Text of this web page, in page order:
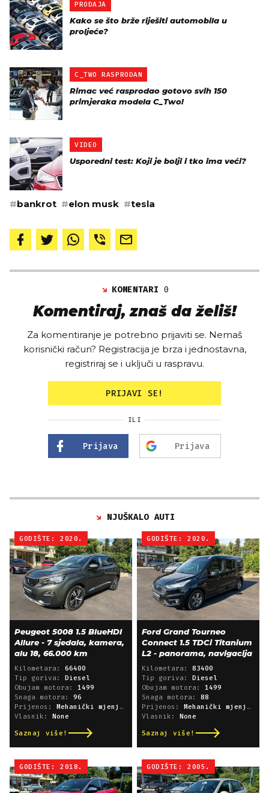
PRODAJA
Kako se što brže riješiti automobila u
proljeće?
C_TWO RASPRODAN
Rimac već rasprodao gotovo svih 150
primjeraka modela C_Two!
VIDEO
Usporedni test: Koji je bolji i tko ima veći?
#bankrot #elon musk #tesla
KOMENTARI0
Komentiraj, znaš da želiš!
Za komentiranje je potrebno prijaviti se. Nemaš
korisnički račun? Registracija je brza i jednostavna,
registriraj se i uključi u raspravu.
PRIJAVI SE!
ILI
Prijava Prijava
NJUŠKALO AUTI
GODIŠTE: 2020.
Peugeot 5008 1.5 BlueHDI
Allure - 7 sjedala, kamera,
alu 18, 66.000 km
Kilometara: 66400
Tip goriva:
Diesel
Obujam motora: 1499
Snaga motora: 96
Prijenos:
Mehanički mjenjač
Vlasnik:
None
Saznaj više!
GODIŠTE: 2020.
Ford Grand Tourneo
Connect 1.5 TDCi Titanium
L2 - panorama, navigacija
Kilometara: 83400
Tip goriva:
Diesel
Obujam motora: 1499
Snaga motora: 88
Prijenos:
Mehanički mjenjač
Vlasnik:
None
Saznaj više!
GODIŠTE: 2018. GODIŠTE: 2005.